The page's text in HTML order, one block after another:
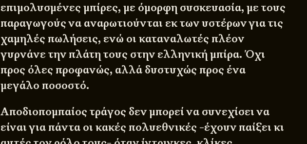
επιμολυσμένες μπίρες, με όμορφη συσκευασία, με τους
παραγωγούς να αναρωτιούνται εκ των υστέρων για τις
χαμηλές πωλήσεις, ενώ οι καταναλωτές πλέον
γυρνάνε την πλάτη τους στην ελληνική μπίρα. Όχι
προς όλες προφανώς, αλλά δυστυχώς προς ένα
μεγάλο ποσοστό.
Αποδιοπομπαίος τράγος δεν μπορεί να συνεχίσει να
είναι για πάντα οι κακές πολυεθνικές -έχουν παίξει κι